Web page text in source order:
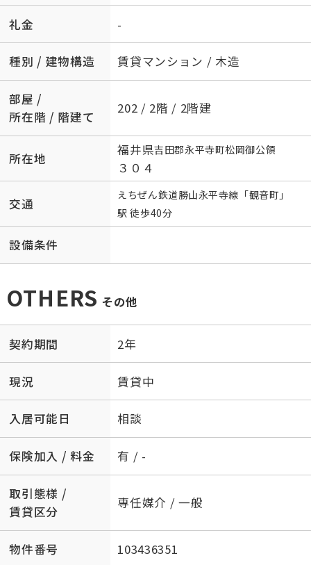
礼金 -
種別 / 建物構造 賃貸マンション / 木造
部屋 /
所在階 / 階建て
202 / 2階 / 2階建
所在地
福井県吉田郡永平寺町松岡御公領
３０４
交通
えちぜん鉄道勝山永平寺線 「観音町 」
駅 徒歩40分
設備条件
OTHERS その他
契約期間 2年
現況 賃貸中
入居可能日 相談
保険加入 / 料金 有 / -
取引態様 /
賃貸区分
専任媒介 / 一般
物件番号 103436351